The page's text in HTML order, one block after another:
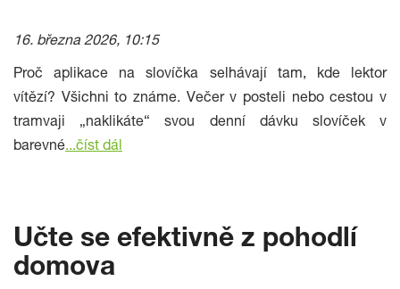
16. března 2026, 10:15
Proč aplikace na slovíčka selhávají tam, kde lektor
vítězí? Všichni to známe. Večer v posteli nebo cestou v
tramvaji „naklikáte“ svou denní dávku slovíček v
barevné...číst dál
Učte se efektivně z pohodlí
domova